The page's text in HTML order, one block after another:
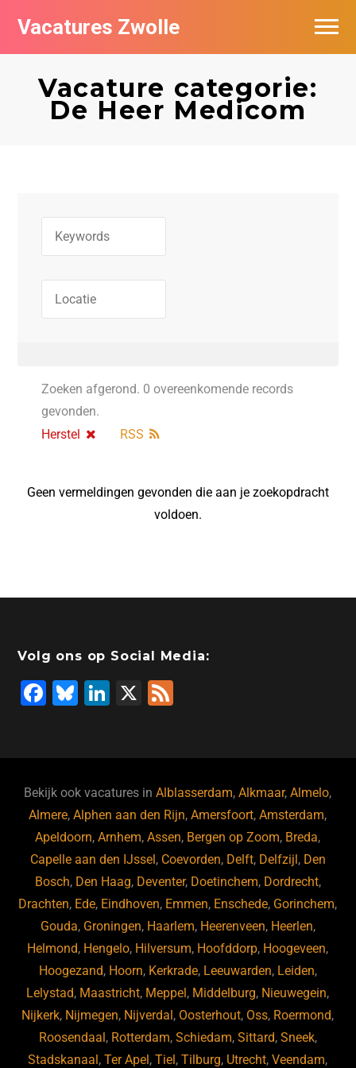
Vacatures Zwolle
Vacature categorie:
De Heer Medicom
Zoeken afgerond. 0 overeenkomende records
gevonden.
Herstel
RSS
Geen vermeldingen gevonden die aan je zoekopdracht
voldoen.
Volg ons op Social Media:
F
b
o
o
k
Bl
ky
Li
dI
n
X
Bekijk ook vacatures inAlblasserdam,Alkmaar,Almelo,
Almere,Alphen aan den Rijn,Amersfoort,Amsterdam,
Apeldoorn,Arnhem,Assen, Bergen op Zoom, Breda,
Capelle aan den IJssel , Coevorden, Delft, Delfzijl , Den
Bosch, Den Haag, Deventer, Doetinchem, Dordrecht,
Drachten, Ede, Eindhoven, Emmen, Enschede, Gorinchem,
Gouda, Groningen, Haarlem, Heerenveen, Heerlen,
Helmond, Hengelo, Hilversum, Hoofddorp, Hoogeveen,
Hoogezand, Hoorn, Kerkrade, Leeuwarden, Leiden,
Lelystad, Maastricht, Meppel , Middelburg, Nieuwegein,
Nijkerk, Nijmegen, Nijverdal , Oosterhout, Oss, Roermond,
Roosendaal , Rotterdam, Schiedam, Sittard, Sneek,
Stadskanaal ,Ter Apel ,Tiel ,Tilburg, Utrecht,Veendam,
Vacatures per bedrijf
De populairste vacatures in Zwolle